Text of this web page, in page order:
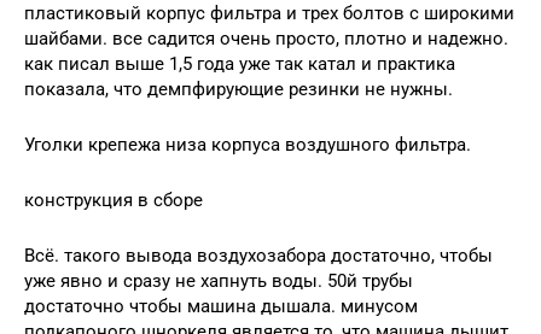
пластиковый корпус фильтра и трех болтов с широкими
шайбами. все садится очень просто, плотно и надежно.
как писал выше 1,5 года уже так катал и практика
показала, что демпфирующие резинки не нужны.
Уголки крепежа низа корпуса воздушного фильтра.
конструкция в сборе
Всё. такого вывода воздухозабора достаточно, чтобы
уже явно и сразу не хапнуть воды. 50й трубы
достаточно чтобы машина дышала. минусом